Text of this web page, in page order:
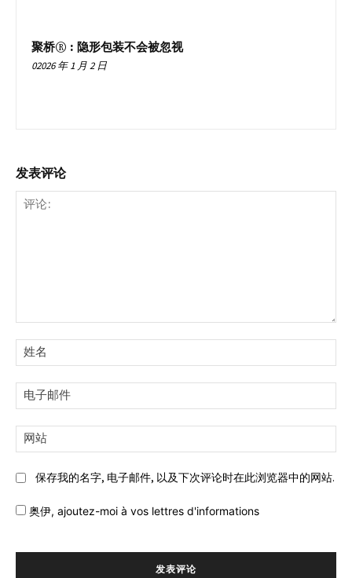
聚桥® : 隐形包装不会被忽视
02026 年 1 月 2 日
发表评论
论:
名
子
邮
站:
保存我的名字, 电子邮件, 以及下次评论时在此浏览器中的网站.
奥伊, ajoutez-moi à vos lettres d'informations